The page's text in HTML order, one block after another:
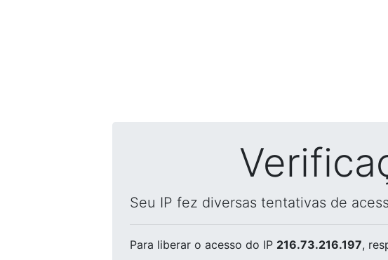
Seu IP fez diversas tentativas de
Para liberar o acesso do IP 216.73.216.197,